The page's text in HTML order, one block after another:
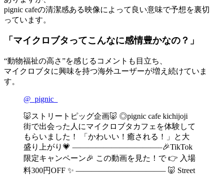
pignic cafeの清潔感ある映像によって良い意味で予想を裏切
っています。
「マイクロブタってこんなに感情豊かなの？」
“動物福祉の高さ”を感じるコメントも目立ち、
マイクロブタに興味を持つ海外ユーザーが増え続けていま
す。
@_pignic_
🐷ストリートピッグ企画🐷 ◎pignic cafe kichijoji
街で出会った人にマイクロブタカフェを体験して
もらいました！ 「かわいい！癒される！」と大
盛り上がり💗 ———————————–🎉TikTok
限定キャンペーン🎉 この動画を見た！で 👉 入場
料300円OFF ✨ ———————————– 🐷 Street